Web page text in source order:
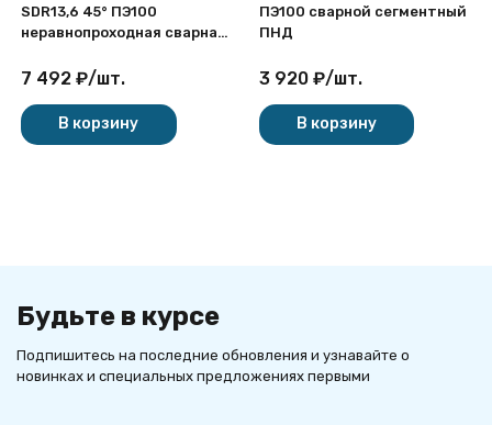
SDR13,6 45° ПЭ100
неравнопроходная сварная
7 492 ₽/шт.
В корзину
ПЭ100 сварной сегментный
ПНД
3 920 ₽/шт.
В корзину
Будьте в курсе
Подпишитесь на последние обновления и узнавайте о
новинках и специальных предложениях первыми